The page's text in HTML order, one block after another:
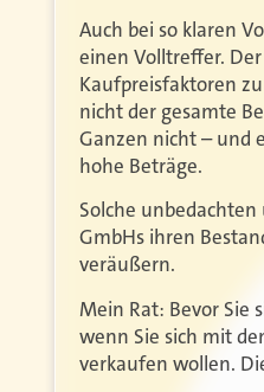
Auch bei so klaren
einen Volltreffer.
Kaufpreisfaktoren
nicht der gesamte
Ganzen nicht – und
hohe Beträge.
Solche
GmbHs ihren
veräußern.
Mein Rat: Bevor Sie
wenn Sie sich mit
verkaufen wollen.